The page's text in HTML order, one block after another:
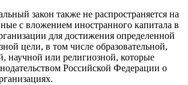
закон также не распространяется на
с вложением иностранного капитала в
для достижения определенной
цели, в том числе образовательной,
научной или религиозной, которые
Российской Федерации о